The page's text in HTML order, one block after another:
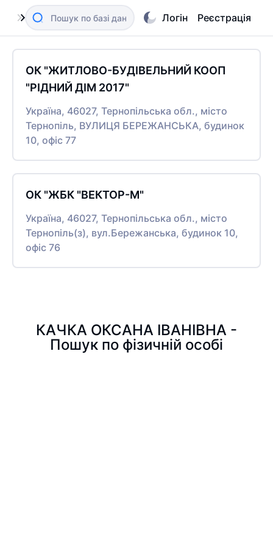
Логін Реєстрація
ОК "ЖИТЛОВО-БУДІВЕЛЬНИЙ КООП
"РІДНИЙ ДІМ 2017"
Україна, 46027, Тернопільська обл., місто
Тернопіль, ВУЛИЦЯ БЕРЕЖАНСЬКА, будинок
10, офіс 77
ОК "ЖБК "ВЕКТОР-М"
Україна, 46027, Тернопільська обл., місто
Тернопіль(з), вул.Бережанська, будинок 10,
офіс 76
КАЧКА ОКСАНА ІВАНІВНА -
Пошук по фізичній особі